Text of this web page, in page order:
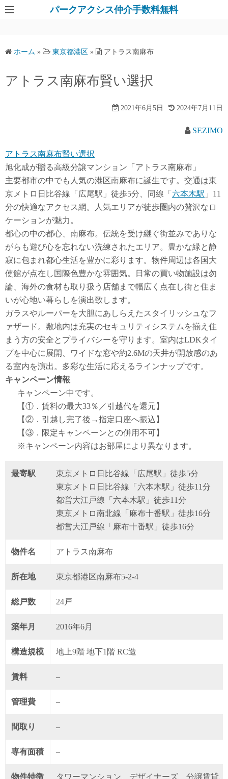
パークアクシス仲介手数料無料
ホーム » 東京都港区 » アトラス南麻布
アトラス南麻布賢い選択
2021年6月5日 2024年7月11日
SEZIMO
アトラス南麻布賢い選択
旭化成が贈る高級分譲マンション「アトラス南麻布」
主要都市の中でも人気の港区南麻布に誕生です。交通は東
京メトロ日比谷線「広尾駅」徒歩5分、同線「 六本木駅 」11
分の快適なアクセス網。人気エリアが徒歩圏内の贅沢なロ
ケーションが魅力。
都心の中の都心、南麻布。伝統を受け継ぐ街並みでありな
がらも遊び心を忘れない洗練されたエリア。豊かな緑と静
寂に包まれ都心生活を豊かに彩ります。物件周辺は各国大
使館が点在し国際色豊かな雰囲気。日常の買い物施設は勿
論、海外の食材も取り扱う店舗まで幅広く点在し街と住ま
いが心地い暮らしを演出致します。
ガラスやルーパーを大胆にあしらえたスタイリッシュなフ
ァザード。敷地内は充実のセキュリティシステムを揃え住
まう方の安全とプライバシーを守ります。室内はLDKタイ
プを中心に展開、ワイドな窓や約2.6Mの天井が開放感のあ
る室内を演出。多彩な生活に応えるラインナップです。
キャンペーン情報
キャンペーン中です。
【①．賃料の最大33％／引越代を還元】
【②．引越し完了後→指定口座へ振込】
【③．限定キャンペーンとの併用不可】
※キャンペーン内容はお部屋により異なります。
最寄駅
東京メトロ日比谷線「広尾駅」徒歩5分
東京メトロ日比谷線「六本木駅」徒歩11分
都営大江戸線「六本木駅」徒歩11分
東京メトロ南北線「麻布十番駅」徒歩16分
都営大江戸線「麻布十番駅」徒歩16分
物件名 アトラス南麻布
所在地 東京都港区南麻布5-2-4
総戸数 24戸
築年月 2016年6月
構造規模 地上9階 地下1階 RC造
賃料 –
管理費 –
間取り –
専有面積 –
物件特徴 タワーマンション、デザイナーズ、分譲賃貸